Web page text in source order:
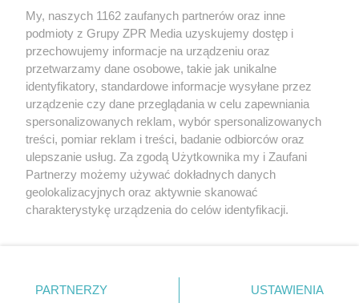
Żaden utwór zamieszczony w serwisie nie może być powielany i
rozpowszechniany lub dalej rozpowszechniany w jakikolwiek sposób (w
tym także elektroniczny lub mechaniczny) na jakimkolwiek polu
eksploatacji w jakiejkolwiek formie, włącznie z umieszczaniem w
Internecie bez pisemnej zgody właściciela praw. Jakiekolwiek użycie lub
wykorzystanie utworów w całości lub w części z naruszeniem prawa,
tzn. bez właściwej zgody, jest zabronione pod groźbą kary i może być
ścigane prawnie.
My, naszych 1162 zaufanych partnerów oraz inne
podmioty z Grupy ZPR Media uzyskujemy dostęp i
przechowujemy informacje na urządzeniu oraz
przetwarzamy dane osobowe, takie jak unikalne
identyfikatory, standardowe informacje wysyłane przez
urządzenie czy dane przeglądania w celu zapewniania
spersonalizowanych reklam, wybór spersonalizowanych
treści, pomiar reklam i treści, badanie odbiorców oraz
ulepszanie usług. Za zgodą Użytkownika my i Zaufani
Partnerzy możemy używać dokładnych danych
geolokalizacyjnych oraz aktywnie skanować
charakterystykę urządzenia do celów identyfikacji.
zmienić/wycofać klikając przycisk ustawień prywatności
znajdujący się w lewym dolnym rogu strony
PARTNERZY USTAWIENIA